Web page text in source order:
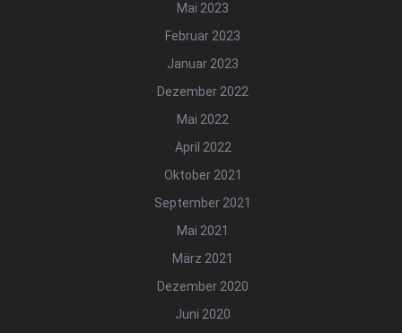
Mai 2023
Februar 2023
Januar 2023
Dezember 2022
Mai 2022
April 2022
Oktober 2021
September 2021
Mai 2021
März 2021
Dezember 2020
Juni 2020